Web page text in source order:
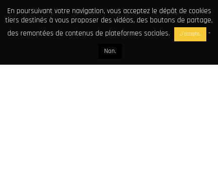
En poursuivant votre navigation, vous acceptez le dépôt de cookies
tiers destinés à vous proposer des vidéos, des boutons de partage,
des remontées de contenus de plateformes sociales.
J'accepte. -
Non.